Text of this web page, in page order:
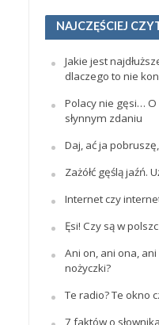
NAJCZĘŚCIEJ
Jakie jest
dlaczego to nie
Polacy nie gęsi…
słynnym zdaniu
Daj, ać ja
Zażółć gęślą jaźń.
Internet czy
Ęsi! Czy są w
Ani on, ani ona,
nożyczki?
Te radio? Te okno
7 faktów o